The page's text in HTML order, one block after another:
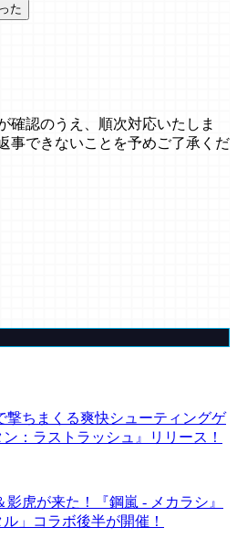
た
確認のうえ、順次対応いたしま
事できないことを予めご了承くだ
撃ちまくる爽快シューティングゲ
：ラストラッシュ』リリース！
影虎が来た！『鋼嵐 - メカラシ』
」コラボ後半が開催！